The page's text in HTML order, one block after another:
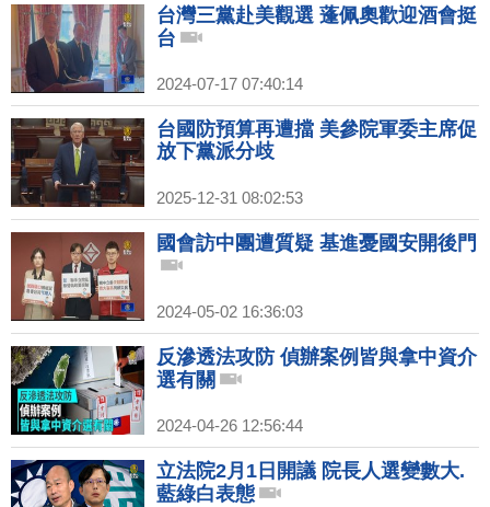
台灣三黨赴美觀選 蓬佩奧歡迎酒會挺
台
2024-07-17 07:40:14
台國防預算再遭擋 美參院軍委主席促
放下黨派分歧
2025-12-31 08:02:53
國會訪中團遭質疑 基進憂國安開後門
2024-05-02 16:36:03
反滲透法攻防 偵辦案例皆與拿中資介
選有關
2024-04-26 12:56:44
立法院2月1日開議 院長人選變數大.
藍綠白表態